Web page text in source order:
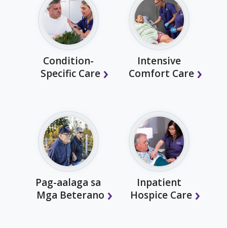
Condition-
Specific Care
Intensive
Comfort Care
Pag-aalaga sa
Mga Beterano
Inpatient
Hospice Care